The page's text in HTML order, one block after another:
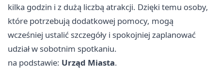
kilka godzin i z dużą liczbą atrakcji. Dzięki temu osoby,
które potrzebują dodatkowej pomocy, mogą
wcześniej ustalić szczegóły i spokojniej zaplanować
udział w sobotnim spotkaniu.
na podstawie: Urząd Miasta.